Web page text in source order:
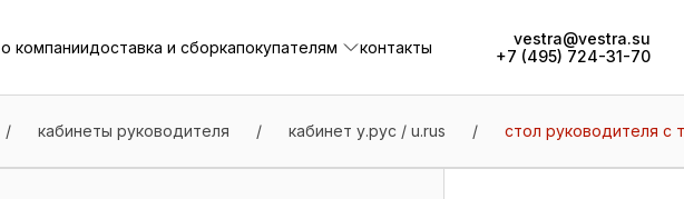
о компаниидоставка и сборкапокупателям
контакты
vestra@vestra.su
+7 (495) 724-31-70
/ кабинеты руководителя / кабинет у.рус / u.rus / стол руководителя с